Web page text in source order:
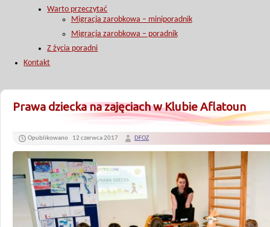
Warto przeczytać
Migracja zarobkowa – miniporadnik
Migracja zarobkowa – poradnik
Z życia poradni
Kontakt
Prawa dziecka na zajęciach w Klubie Aflatoun
Opublikowano 12 czerwca 2017 DFOZ